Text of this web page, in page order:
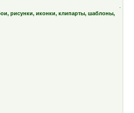
рисунки, иконки, клипарты, шаблоны,